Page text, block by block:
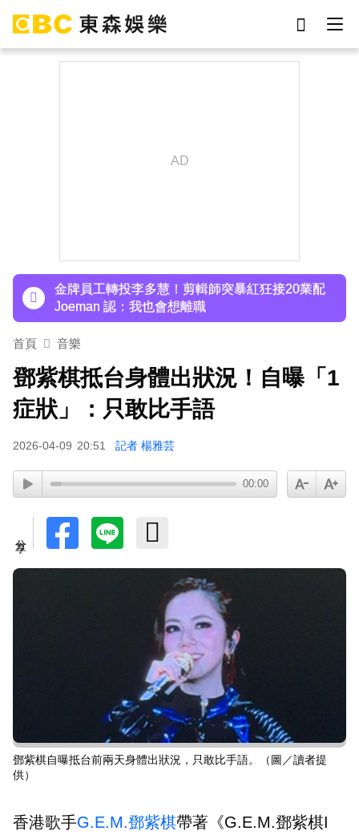
影曝光粉鼻酸
金牌員工轉投李多慧！剪輯師突暴紅狂接20業配
Joeman 認：我也會想離職
下載東森App，隨時掌握天下大小事！
97萬網紅「肥大叔」驟逝！2天前才開直播 最後身
影曝光粉鼻酸
首頁 音樂
鄧紫棋抵台身體出狀況！自曝「1
症狀」：只敢比手語
2026-04-09 20:51 記者 楊雅芸
00:00
鄧紫棋自曝抵台前兩天身體出狀況，只敢比手語。（圖／讀者提
供）
香港歌手G.E.M.鄧紫棋帶著《G.E.M.鄧紫棋I